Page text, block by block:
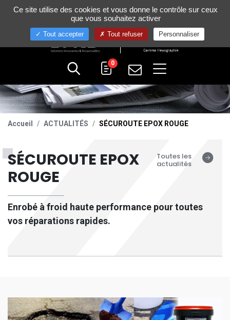
+33 (0)4 75 58 80 10
0
Accueil ACTUALITÉS SÉCUROUTE EPOX ROUGE
SÉCUROUTE EPOX
ROUGE
Enrobé à froid haute performance pour toutes
vos réparations rapides.
Toutes les
actualités
Gestion de vos préférences sur les cookies
Ce site utilise des cookies et vous donne le contrôle sur ceux
que vous souhaitez activer
Tout accepter Tout refuser Personnaliser